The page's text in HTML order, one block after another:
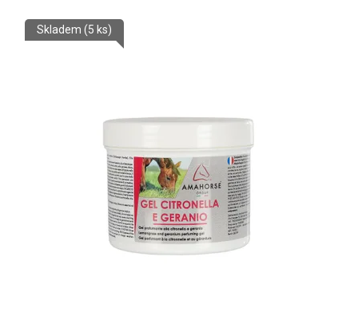
Skladem (5 ks)